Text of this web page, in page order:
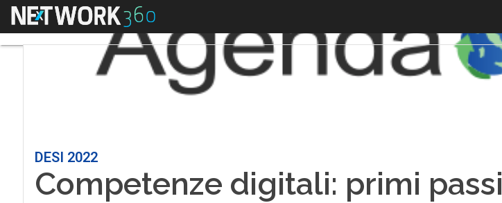
Menu
DESI 2022
Competenze digitali: primi